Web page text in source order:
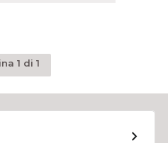
1 di 1